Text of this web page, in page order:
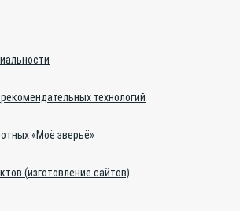
технологий
«Моё зверьё»
(изготовление сайтов)